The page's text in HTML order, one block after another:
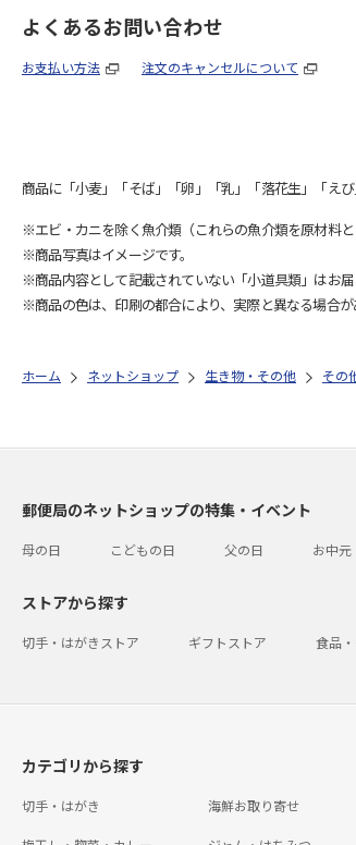
よくあるお問い合わせ
お支払い方法 注文のキャンセルについて
商品に「小麦」「そば」「卵」「乳」「落花生」「え
※エビ・カニを除く魚介類（これらの魚介類を原材料
※商品写真はイメージです。
※商品内容として記載されていない「小道具類」はお届
※商品の色は、印刷の都合により、実際と異なる場合が
ホーム ネットショップ 生き物・その他 その
郵便局のネットショップの特集・イベント
母の日 こどもの日 父の日 お中元
ストアから探す
切手・はがきストア ギフトストア 食品
カテゴリから探す
切手・はがき 海鮮お取り寄せ